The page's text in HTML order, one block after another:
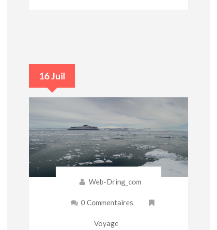
16 Juil
Web-Dring_com
0 Commentaires
Voyage